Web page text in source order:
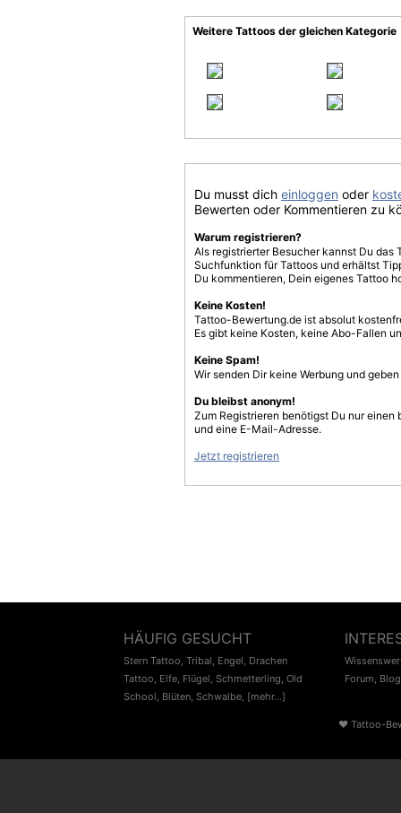
Weitere Tattoos der gleichen Kategorie
Du musst dich einloggen oder
Bewerten oder Kommentieren zu
Warum registrieren?
Als registrierter Besucher kannst Du
Suchfunktion für Tattoos und erhältst
Du kommentieren, Dein eigenes Tattoo
Keine Kosten!
Tattoo-Bewertung.de ist absolut
Es gibt keine Kosten, keine Abo-Fallen
Keine Spam!
Wir senden Dir keine Werbung und
Du bleibst anonym!
Zum Registrieren benötigst Du nur einen
und eine E-Mail-Adresse.
Jetzt registrieren
HÄUFIG GESUCHT
Stern Tattoo, Tribal, Engel, Drachen
Tattoo, Elfe, Flügel, Schmetterling, Old
School, Blüten, Schwalbe, [mehr...]
Forum, Blog
♥ Tattoo-